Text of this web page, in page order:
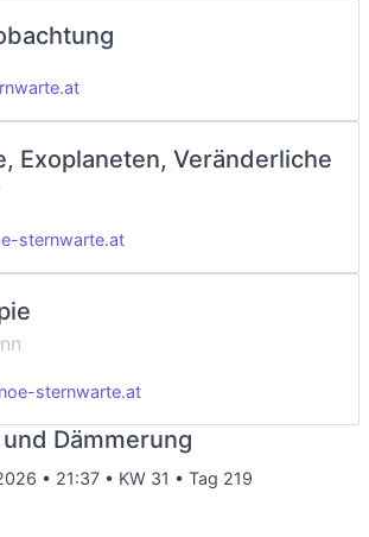
Exoplaneten, Veränderliche
sternwarte.at
sternwarte.at
Dämmerung
• 21:37 • KW 31 • Tag 219